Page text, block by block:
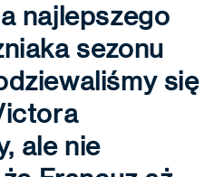
najlepszego
sezonu
się
ale nie